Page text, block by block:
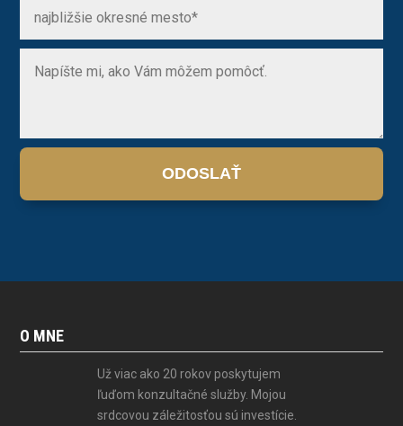
ODOSLAŤ
O MNE
Už viac ako 20 rokov poskytujem
ľuďom konzultačné služby. Mojou
srdcovou záležitosťou sú investície.